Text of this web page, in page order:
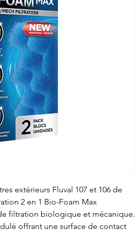
extérieurs Fluval 107 et 106 de
2 en 1 Bio-Foam Max
filtration biologique et mécanique.
offrant une surface de contact